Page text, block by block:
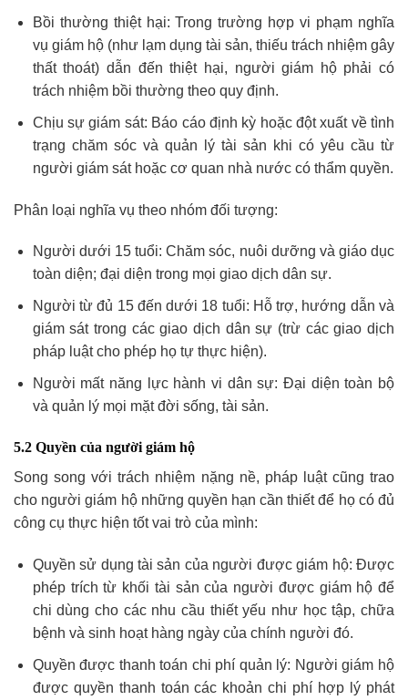
Bồi thường thiệt hại: Trong trường hợp vi phạm nghĩa
vụ giám hộ (như lạm dụng tài sản, thiếu trách nhiệm gây
thất thoát) dẫn đến thiệt hại, người giám hộ phải có
trách nhiệm bồi thường theo quy định.
Chịu sự giám sát: Báo cáo định kỳ hoặc đột xuất về tình
trạng chăm sóc và quản lý tài sản khi có yêu cầu từ
người giám sát hoặc cơ quan nhà nước có thẩm quyền.
Phân loại nghĩa vụ theo nhóm đối tượng:
Người dưới 15 tuổi: Chăm sóc, nuôi dưỡng và giáo dục
toàn diện; đại diện trong mọi giao dịch dân sự.
Người từ đủ 15 đến dưới 18 tuổi: Hỗ trợ, hướng dẫn và
giám sát trong các giao dịch dân sự (trừ các giao dịch
pháp luật cho phép họ tự thực hiện).
Người mất năng lực hành vi dân sự: Đại diện toàn bộ
và quản lý mọi mặt đời sống, tài sản.
5.2 Quyền của người giám hộ
Song song với trách nhiệm nặng nề, pháp luật cũng trao
cho người giám hộ những quyền hạn cần thiết để họ có đủ
công cụ thực hiện tốt vai trò của mình:
Quyền sử dụng tài sản của người được giám hộ: Được
phép trích từ khối tài sản của người được giám hộ để
chi dùng cho các nhu cầu thiết yếu như học tập, chữa
bệnh và sinh hoạt hàng ngày của chính người đó.
Quyền được thanh toán chi phí quản lý: Người giám hộ
được quyền thanh toán các khoản chi phí hợp lý phát